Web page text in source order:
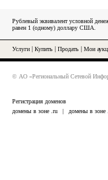
Рублевый эквивалент условной
равен 1 (одному) доллару США.
Услуги Купить Продать Мои
© АО «Региональный Сетевой
Регистрация доменов
домены в зоне .ru
| домены в зоне